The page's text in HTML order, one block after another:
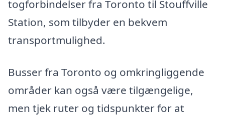
togforbindelser fra Toronto til Stouffville
Station, som tilbyder en bekvem
transportmulighed.
Busser fra Toronto og omkringliggende
områder kan også være tilgængelige,
men tjek ruter og tidspunkter for at